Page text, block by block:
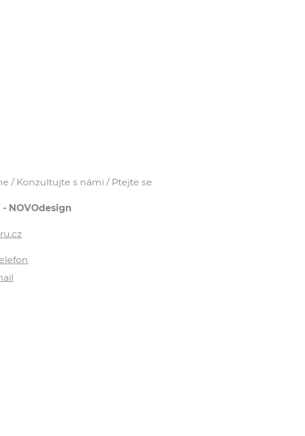
/ Konzultujte s námi / Ptejte se
NOVOdesign